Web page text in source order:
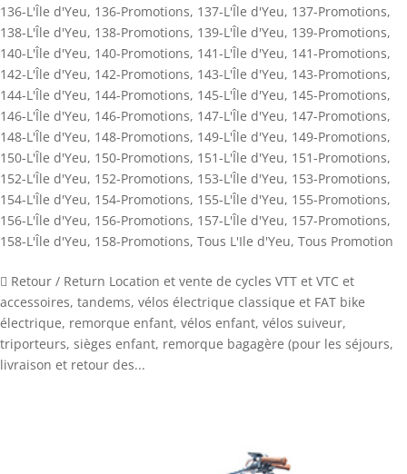
136-L'Île d'Yeu, 136-Promotions, 137-L'Île d'Yeu, 137-Promotions,
138-L'Île d'Yeu, 138-Promotions, 139-L'Île d'Yeu, 139-Promotions,
140-L'Île d'Yeu, 140-Promotions, 141-L'Île d'Yeu, 141-Promotions,
142-L'Île d'Yeu, 142-Promotions, 143-L'Île d'Yeu, 143-Promotions,
144-L'Île d'Yeu, 144-Promotions, 145-L'Île d'Yeu, 145-Promotions,
146-L'Île d'Yeu, 146-Promotions, 147-L'Île d'Yeu, 147-Promotions,
148-L'Île d'Yeu, 148-Promotions, 149-L'Île d'Yeu, 149-Promotions,
150-L'Île d'Yeu, 150-Promotions, 151-L'Île d'Yeu, 151-Promotions,
152-L'Île d'Yeu, 152-Promotions, 153-L'Île d'Yeu, 153-Promotions,
154-L'Île d'Yeu, 154-Promotions, 155-L'Île d'Yeu, 155-Promotions,
156-L'Île d'Yeu, 156-Promotions, 157-L'Île d'Yeu, 157-Promotions,
158-L'Île d'Yeu, 158-Promotions, Tous L'Ile d'Yeu, Tous Promotion
 Retour / Return Location et vente de cycles VTT et VTC et
accessoires, tandems, vélos électrique classique et FAT bike
électrique, remorque enfant, vélos enfant, vélos suiveur,
triporteurs, sièges enfant, remorque bagagère (pour les séjours,
livraison et retour des...